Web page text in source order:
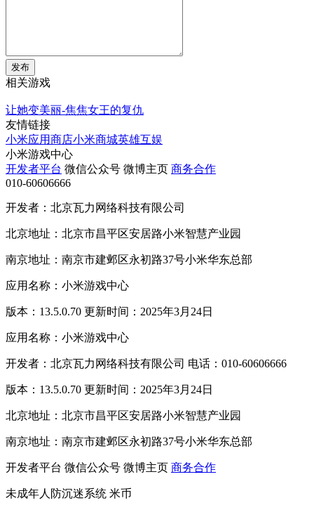
发布
相关游戏
让她变美丽-焦焦女王的复仇
友情链接
小米应用商店小米商城英雄互娱
小米游戏中心
开发者平台 微信公众号 微博主页 商务合作
010-60606666
开发者：北京瓦力网络科技有限公司
北京地址：北京市昌平区安居路小米智慧产业园
南京地址：南京市建邺区永初路37号小米华东总部
应用名称：小米游戏中心
版本：13.5.0.70 更新时间：2025年3月24日
应用名称：小米游戏中心
开发者：北京瓦力网络科技有限公司 电话：010-60606666
版本：13.5.0.70 更新时间：2025年3月24日
北京地址：北京市昌平区安居路小米智慧产业园
南京地址：南京市建邺区永初路37号小米华东总部
开发者平台 微信公众号 微博主页 商务合作
未成年人防沉迷系统 米币